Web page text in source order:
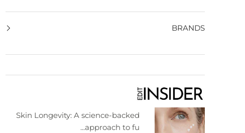
BRANDS
Skin Longevity: A science-backed
approach to fu...